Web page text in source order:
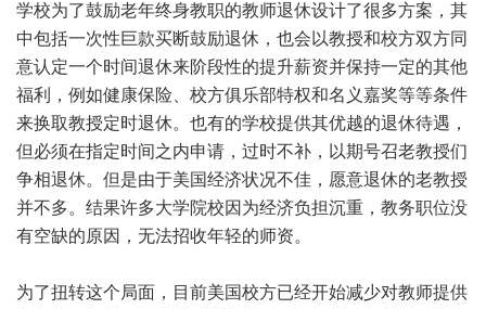
学校为了鼓励老年终身教职的教师退休设计了很多方案，其
中包括一次性巨款买断鼓励退休，也会以教授和校方双方同
意认定一个时间退休来阶段性的提升薪资并保持一定的其他
福利，例如健康保险、校方俱乐部特权和名义嘉奖等等条件
来换取教授定时退休。也有的学校提供其优越的退休待遇，
但必须在指定时间之内申请，过时不补，以期号召老教授们
争相退休。但是由于美国经济状况不佳，愿意退休的老教授
并不多。结果许多大学院校因为经济负担沉重，教务职位没
有空缺的原因，无法招收年轻的师资。
为了扭转这个局面，目前美国校方已经开始减少对教师提供